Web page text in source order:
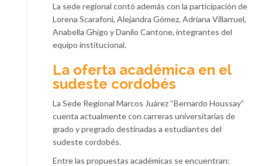
La sede regional contó además con la participación de
Lorena Scarafoni, Alejandra Gómez, Adriana Villarruel,
Anabella Ghigo y Danilo Cantone, integrantes del
equipo institucional.
La oferta académica en el
sudeste cordobés
La Sede Regional Marcos Juárez “Bernardo Houssay”
cuenta actualmente con carreras universitarias de
grado y pregrado destinadas a estudiantes del
sudeste cordobés.
Entre las propuestas académicas se encuentran: